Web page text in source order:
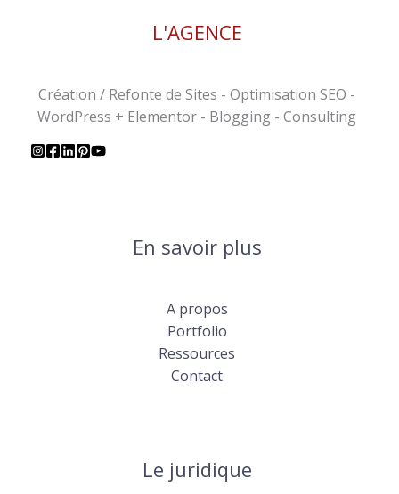
L'AGENCE
Création / Refonte de Sites - Optimisation SEO -
WordPress + Elementor - Blogging - Consulting
En savoir plus
A propos
Portfolio
Ressources
Contact
Le juridique